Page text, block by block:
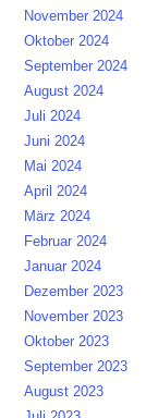
November 2024
Oktober 2024
September 2024
August 2024
Juli 2024
Juni 2024
Mai 2024
April 2024
März 2024
Februar 2024
Januar 2024
Dezember 2023
November 2023
Oktober 2023
September 2023
August 2023